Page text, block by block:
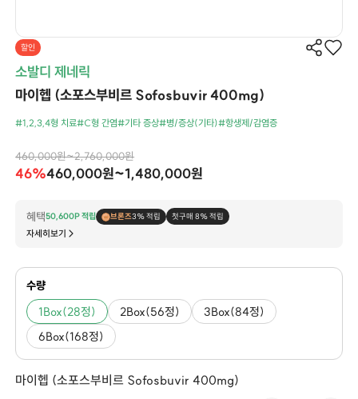
할인
소발디 제네릭
마이헵 (소포스부비르 Sofosbuvir 400mg)
#1,2,3,4형 치료#C형 간염#기타 증상#병/증상(기타)#항생제/감염증
460,000원~2,760,000원
46%460,000원~1,480,000원
혜택50,600P 적립 브론즈3% 적립 첫구매 8% 적립
자세히보기
수량
1Box(28정) 2Box(56정)
3Box(84정)
6Box(168정)
마이헵 (소포스부비르 Sofosbuvir 400mg)